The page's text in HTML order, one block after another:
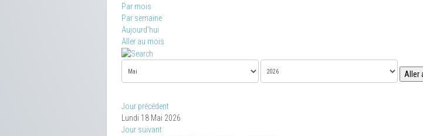
Par mois
Par semaine
Aujourd'hui
Aller au mois
Aller
Jour précédent
Lundi 18 Mai 2026
Jour suivant